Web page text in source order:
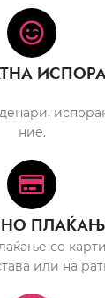
ние.
со
или на